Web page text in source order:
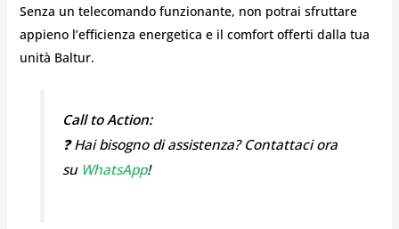
Senza un telecomando funzionante, non potrai sfruttare
appieno l’efficienza energetica e il comfort offerti dalla tua
unità Baltur.
Call to Action:
❓ Hai bisogno di assistenza? Contattaci ora
su WhatsApp!